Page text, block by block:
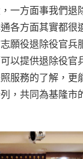
一方面事我們退
各方面其實都很
願役退除役官兵
以提供退除役官
服務的了解，更
，共同為基隆市